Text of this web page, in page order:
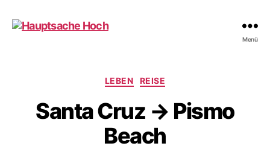
Menü
Kategorien
LEBEN REISE
Santa Cruz → Pismo
Beach